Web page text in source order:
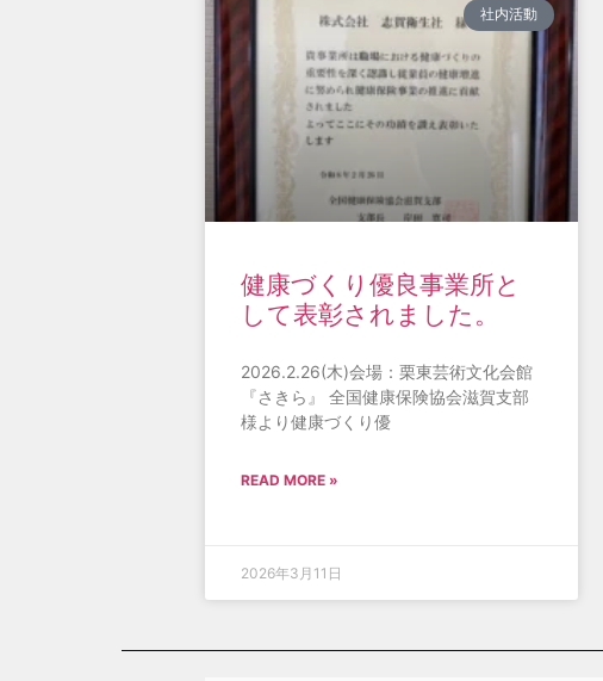
社内活動
健康づくり優良事業所と
して表彰されました。
2026.2.26(木)会場：栗東芸術文化会館
『さきら』 全国健康保険協会滋賀支部
様より健康づくり優
READ MORE »
2026年3月11日